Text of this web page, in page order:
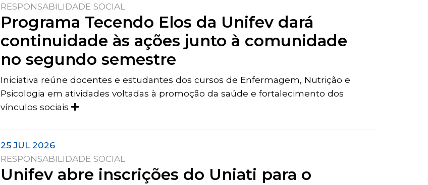
RESPONSABILIDADE SOCIAL
Programa Tecendo Elos da Unifev dará
continuidade às ações junto à comunidade
no segundo semestre
Iniciativa reúne docentes e estudantes dos cursos de Enfermagem, Nutrição e
Psicologia em atividades voltadas à promoção da saúde e fortalecimento dos
vínculos sociais
25 JUL 2026
RESPONSABILIDADE SOCIAL
Unifev abre inscrições do Uniati para o